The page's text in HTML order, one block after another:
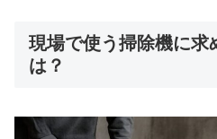
現場で使う掃除機に求
は？